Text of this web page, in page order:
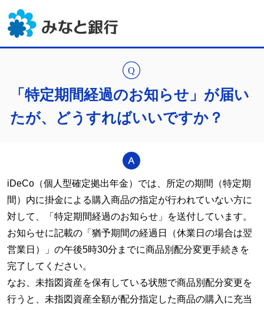
「特定期間経過のお知らせ」が届い
たが、どうすればいいですか？
iDeCo （個人型確定拠出年金）では、所定の期間（特定期
間）内に掛金による購入商品の指定が行われていない方に
対して、「特定期間経過のお知らせ」を送付しています。
お知らせに記載の「猶予期間の経過日（休業日の場合は翌
営業日）」の午後5時30分までに商品別配分変更手続きを
完了してください。
なお、未指図資産を保有している状態で商品別配分変更を
行うと、未指図資産全額が配分指定した商品の購入に充当